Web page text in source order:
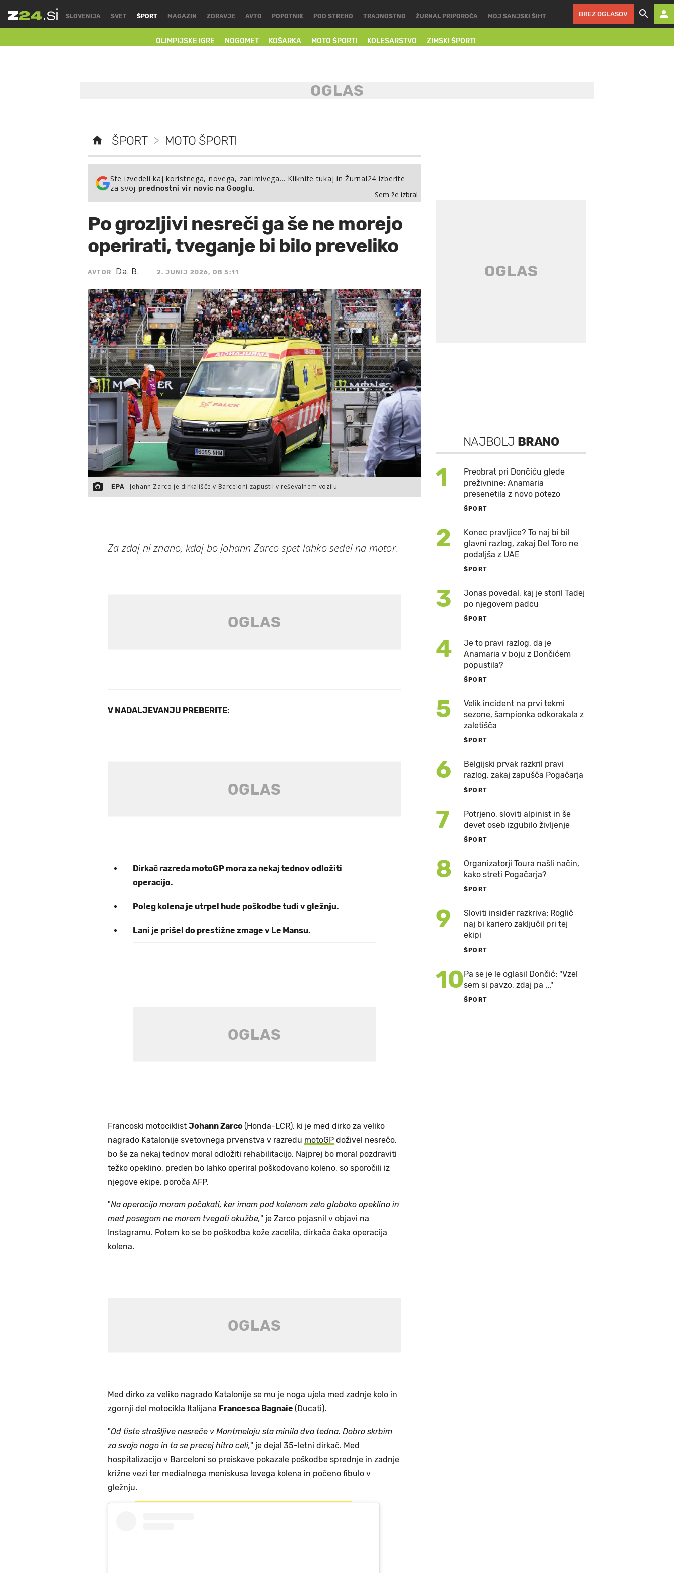
SLOVENIJA SVET ŠPORT
OLIMPIJSKE IGRE NOGOMET KOŠARKA MOTO ŠPORTI KOLESARSTVO ZIMSKI ŠPORTI
MAGAZIN ZDRAVJE AVTO POPOTNIK POD STREHO TRAJNOSTNO ŽURNAL PRIPOROČA MOJ SANJSKI ŠIHT BREZ OGLASOV
ŠPORT > MOTO ŠPORTI
Ste izvedeli kaj koristnega, novega, zanimivega… Kliknite tukaj in Žurnal24 izberite
za svoj prednostni vir novic na Googlu.
Sem že izbral
Po grozljivi nesreči ga še ne morejo
operirati, tveganje bi bilo preveliko
AVTOR Da. B. 2. JUNIJ 2026, OB 5:11
EPA Johann Zarco je dirkališče v Barceloni zapustil v reševalnem vozilu.
Za zdaj ni znano, kdaj bo Johann Zarco spet lahko sedel na motor.
V NADALJEVANJU PREBERITE:
Dirkač razreda motoGP mora za nekaj tednov odložiti
operacijo.
Poleg kolena je utrpel hude poškodbe tudi v gležnju.
Lani je prišel do prestižne zmage v Le Mansu.
Francoski motociklist Johann Zarco (Honda-LCR), ki je med dirko za veliko
nagrado Katalonije svetovnega prvenstva v razredu motoGP doživel nesrečo,
bo še za nekaj tednov moral odložiti rehabilitacijo. Najprej bo moral pozdraviti
težko opeklino, preden bo lahko operiral poškodovano koleno, so sporočili iz
njegove ekipe, poroča AFP.
"Na operacijo moram počakati, ker imam pod kolenom zelo globoko opeklino in
med posegom ne morem tvegati okužbe," je Zarco pojasnil v objavi na
Instagramu. Potem ko se bo poškodba kože zacelila, dirkača čaka operacija
kolena.
Med dirko za veliko nagrado Katalonije se mu je noga ujela med zadnje kolo in
zgornji del motocikla Italijana Francesca Bagnaie (Ducati).
"Od tiste strašljive nesreče v Montmeloju sta minila dva tedna. Dobro skrbim
za svojo nogo in ta se precej hitro celi," je dejal 35-letni dirkač. Med
hospitalizacijo v Barceloni so preiskave pokazale poškodbe sprednje in zadnje
križne vezi ter medialnega meniskusa levega kolena in počeno fibulo v
gležnju.
NAJBOLJ BRANO
1
Preobrat pri Dončiću glede
preživnine: Anamaria
presenetila z novo potezo
ŠPORT
2
Konec pravljice? To naj bi bil
glavni razlog, zakaj Del Toro ne
podaljša z UAE
ŠPORT
3
Jonas povedal, kaj je storil Tadej
po njegovem padcu
ŠPORT
4
Je to pravi razlog, da je
Anamaria v boju z Dončićem
popustila?
ŠPORT
5
Velik incident na prvi tekmi
sezone, šampionka odkorakala z
zaletišča
ŠPORT
6
Belgijski prvak razkril pravi
razlog, zakaj zapušča Pogačarja
ŠPORT
7
Potrjeno, sloviti alpinist in še
devet oseb izgubilo življenje
ŠPORT
8
Organizatorji Toura našli način,
kako streti Pogačarja?
ŠPORT
9
Sloviti insider razkriva: Roglič
naj bi kariero zaključil pri tej
ekipi
ŠPORT
10Pa se je le oglasil Dončić: "Vzel
sem si pavzo, zdaj pa ..."
ŠPORT